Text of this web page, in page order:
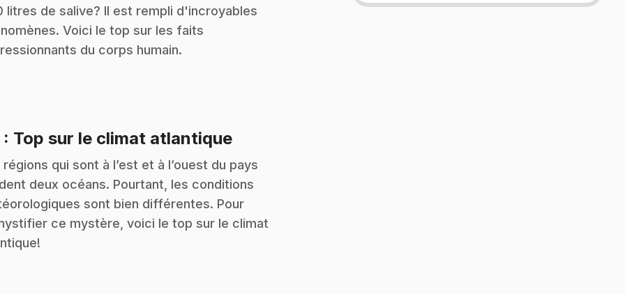
litres de salive? Il est rempli d'incroyables
Voici le top sur les faits
du corps humain.
: Top sur le climat atlantique.
régions qui sont à l’est et à l’ouest du pays
deux océans. Pourtant, les conditions
sont bien différentes. Pour
ce mystère, voici le top sur le climat